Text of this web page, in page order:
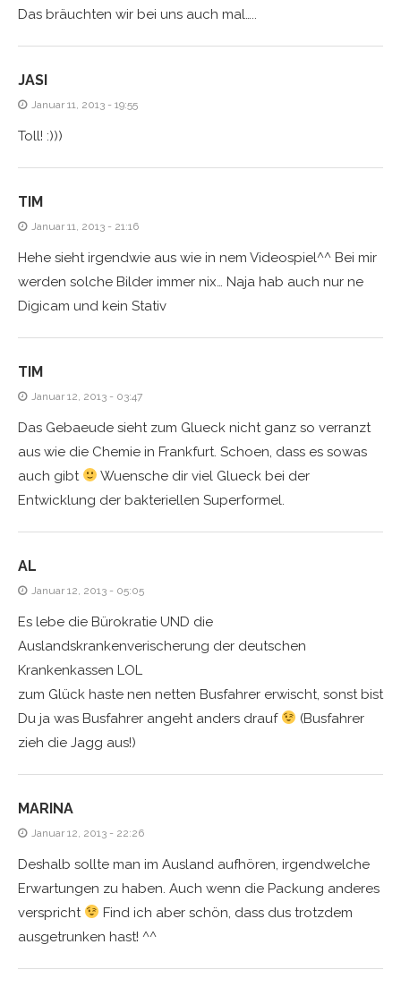
Das bräuchten wir bei uns auch mal…..
JASI
Januar 11, 2013 - 19:55
Toll! :)))
TIM
Januar 11, 2013 - 21:16
Hehe sieht irgendwie aus wie in nem Videospiel^^ Bei mir
werden solche Bilder immer nix… Naja hab auch nur ne
Digicam und kein Stativ
TIM
Januar 12, 2013 - 03:47
Das Gebaeude sieht zum Glueck nicht ganz so verranzt
aus wie die Chemie in Frankfurt. Schoen, dass es sowas
auch gibt
Wuensche dir viel Glueck bei der
Entwicklung der bakteriellen Superformel.
AL
Januar 12, 2013 - 05:05
Es lebe die Bürokratie UND die
Auslandskrankenverischerung der deutschen
Krankenkassen LOL
zum Glück haste nen netten Busfahrer erwischt, sonst bist
Du ja was Busfahrer angeht anders drauf
(Busfahrer
zieh die Jagg aus!)
MARINA
Januar 12, 2013 - 22:26
Deshalb sollte man im Ausland aufhören, irgendwelche
Erwartungen zu haben. Auch wenn die Packung anderes
verspricht
Find ich aber schön, dass dus trotzdem
ausgetrunken hast! ^^